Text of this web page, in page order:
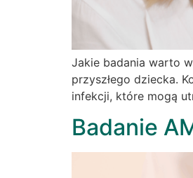
Jakie badania warto
przyszłego dziecka.
infekcji, które mogą
Badanie